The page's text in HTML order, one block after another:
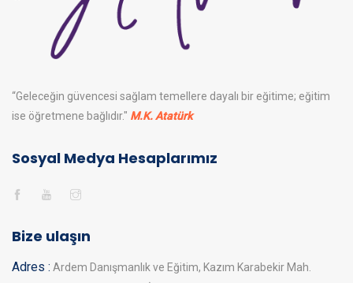
“Geleceğin güvencesi sağlam temellere dayalı bir eğitime; eğitim
ise öğretmene bağlıdır." M.K. Atatürk
Sosyal Medya Hesaplarımız
Bize ulaşın
Adres : Ardem Danışmanlık ve Eğitim, Kazım Karabekir Mah.